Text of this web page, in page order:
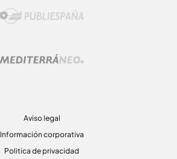
Aviso legal
Información corporativa
Politica de privacidad